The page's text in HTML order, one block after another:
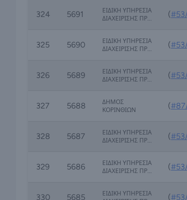
324 5691
ΕΙΔΙΚΗ ΥΠΗΡΕΣΙΑ
ΔΙΑΧΕΙΡΙΣΗΣ ΠΡ...
(
325 5690
ΕΙΔΙΚΗ ΥΠΗΡΕΣΙΑ
ΔΙΑΧΕΙΡΙΣΗΣ ΠΡ...
(
326 5689
ΕΙΔΙΚΗ ΥΠΗΡΕΣΙΑ
ΔΙΑΧΕΙΡΙΣΗΣ ΠΡ...
(
327 5688
ΔΗΜΟΣ
ΚΟΡΙΝΘΙΩΝ
(
328 5687
ΕΙΔΙΚΗ ΥΠΗΡΕΣΙΑ
ΔΙΑΧΕΙΡΙΣΗΣ ΠΡ...
(
329 5686
ΕΙΔΙΚΗ ΥΠΗΡΕΣΙΑ
ΔΙΑΧΕΙΡΙΣΗΣ ΠΡ...
(
330 5685
ΕΙΔΙΚΗ ΥΠΗΡΕΣΙΑ
(